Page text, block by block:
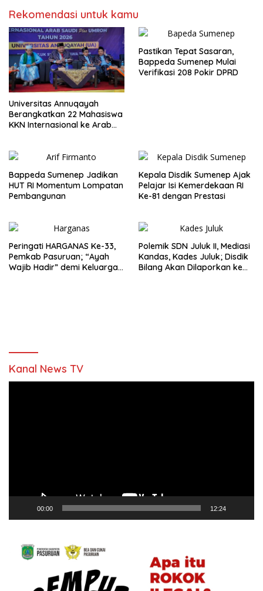
Rekomendasi untuk kamu
Universitas Annuqayah
Berangkatkan 22 Mahasiswa
KKN Internasional ke Arab
Pastikan Tepat Sasaran,
Bappeda Sumenep Mulai
Verifikasi 208 Pokir DPRD
Bappeda Sumenep Jadikan
HUT RI Momentum Lompatan
Pembangunan
Kepala Disdik Sumenep Ajak
Pelajar Isi Kemerdekaan RI
Ke-81 dengan Prestasi
Peringati HARGANAS Ke-33,
Pemkab Pasuruan; “Ayah
Wajib Hadir” demi Keluarga
Polemik SDN Juluk II, Mediasi
Kandas, Kades Juluk; Disdik
Bilang Akan Dilaporkan ke
Kanal News TV
00:00 12:24